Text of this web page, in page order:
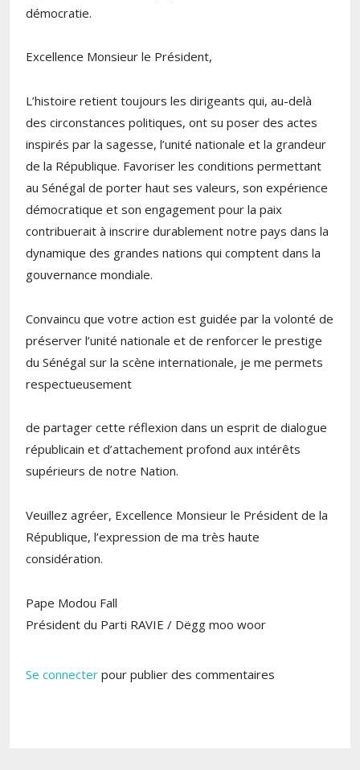
démocratie.
Excellence Monsieur le Président,
L’histoire retient toujours les dirigeants qui, au-delà
des circonstances politiques, ont su poser des actes
inspirés par la sagesse, l’unité nationale et la grandeur
de la République. Favoriser les conditions permettant
au Sénégal de porter haut ses valeurs, son expérience
démocratique et son engagement pour la paix
contribuerait à inscrire durablement notre pays dans la
dynamique des grandes nations qui comptent dans la
gouvernance mondiale.
Convaincu que votre action est guidée par la volonté de
préserver l’unité nationale et de renforcer le prestige
du Sénégal sur la scène internationale, je me permets
respectueusement
de partager cette réflexion dans un esprit de dialogue
républicain et d’attachement profond aux intérêts
supérieurs de notre Nation.
Veuillez agréer, Excellence Monsieur le Président de la
République, l’expression de ma très haute
considération.
Pape Modou Fall
Président du Parti RAVIE / Dëgg moo woor
Se connecter pour publier des commentaires